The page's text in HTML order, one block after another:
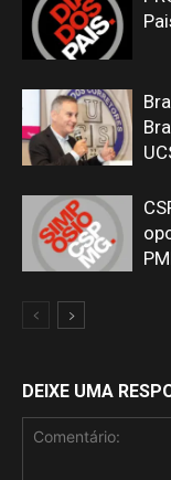
DEIXE UMA